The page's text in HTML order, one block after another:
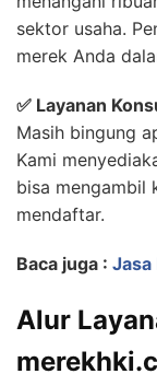
sektor usaha.
merek Anda
✅ Layanan
Masih bingung
Kami
bisa mengambil
mendaftar.
Baca juga : Jasa
Alur